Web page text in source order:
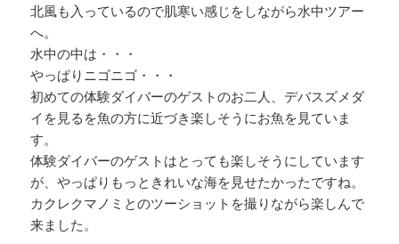
北風も入っているので肌寒い感じをしながら水中ツアー
へ。
水中の中は・・・
やっぱりニゴニゴ・・・
初めての体験ダイバーのゲストのお二人、デバスズメダ
イを見るを魚の方に近づき楽しそうにお魚を見ていま
す。
体験ダイバーのゲストはとっても楽しそうにしています
が、やっぱりもっときれいな海を見せたかったですね。
カクレクマノミとのツーショットを撮りながら楽しんで
来ました。